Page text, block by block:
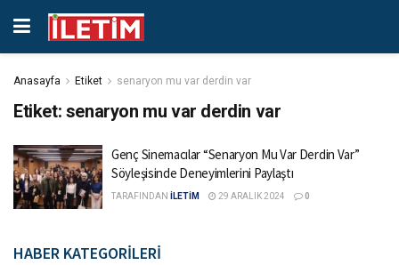
Anasayfa Etiket senaryon mu var derdin var
Etiket: senaryon mu var derdin var
Genç Sinemacılar “Senaryon Mu Var Derdin Var”
Söyleşisinde Deneyimlerini Paylaştı
TARAFINDAN İLETİM 29 ARALIK 2024 0
HABER KATEGORİLERİ